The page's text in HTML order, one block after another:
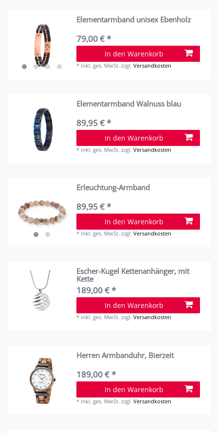
Elementarmband unisex Ebenholz
79,00 € *
In den Warenkorb
* inkl. ges. MwSt. zzgl.Versandkosten
Elementarmband Walnuss blau
89,95 € *
In den Warenkorb
* inkl. ges. MwSt. zzgl.Versandkosten
Erleuchtung-Armband
89,95 € *
In den Warenkorb
* inkl. ges. MwSt. zzgl.Versandkosten
Escher-Kugel Kettenanhänger, mit
Kette
189,00 € *
In den Warenkorb
* inkl. ges. MwSt. zzgl.Versandkosten
Herren Armbanduhr, Bierzeit
189,00 € *
In den Warenkorb
* inkl. ges. MwSt. zzgl.Versandkosten